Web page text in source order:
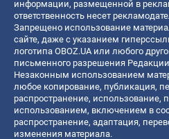
информации, размещенной в
ответственность несет
Запрещено использование
сайте, даже с указанием
логотипа OBOZ.UA или любого
письменного разрешения
Незаконным использованием
любое копирование, публикация,
распространение, использование,
использованием, включением в
распространение, адаптация,
изменения материала.